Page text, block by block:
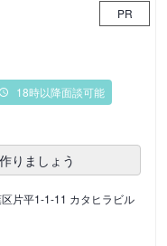
PR
18時以降面談可能
りましょう
片平1-1-11 カタヒラビル